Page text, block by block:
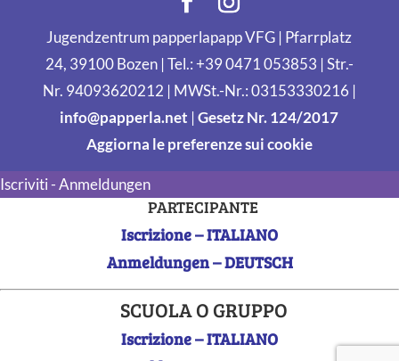
Jugendzentrum papperlapapp VFG | Pfarrplatz
24, 39100 Bozen | Tel.: +39 0471 053853 | Str.-
Nr. 94093620212 | MWSt.-Nr.: 03153330216 |
info@papperla.net |Gesetz Nr. 124/2017
Aggiorna le preferenze sui cookie
Iscriviti - Anmeldungen
PARTECIPANTE
Iscrizione – ITALIANO
Anmeldungen – DEUTSCH
SCUOLA O GRUPPO
Iscrizione – ITALIANO